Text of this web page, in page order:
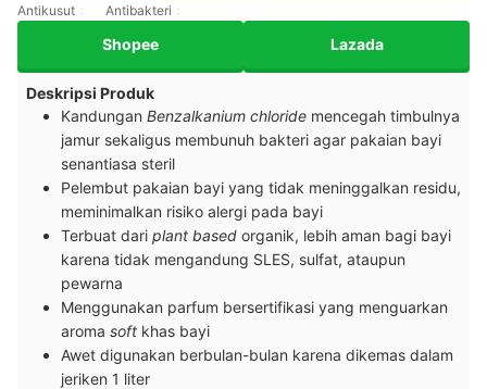
Antikusut Antibakteri
Shopee Lazada
Deskripsi Produk
Kandungan Benzalkanium chloride mencegah timbulnya
jamur sekaligus membunuh bakteri agar pakaian bayi
senantiasa steril
Pelembut pakaian bayi yang tidak meninggalkan residu,
meminimalkan risiko alergi pada bayi
Terbuat dari plant based organik, lebih aman bagi bayi
karena tidak mengandung SLES, sulfat, ataupun
pewarna
Menggunakan parfum bersertifikasi yang menguarkan
aroma soft khas bayi
Awet digunakan berbulan-bulan karena dikemas dalam
jeriken 1 liter